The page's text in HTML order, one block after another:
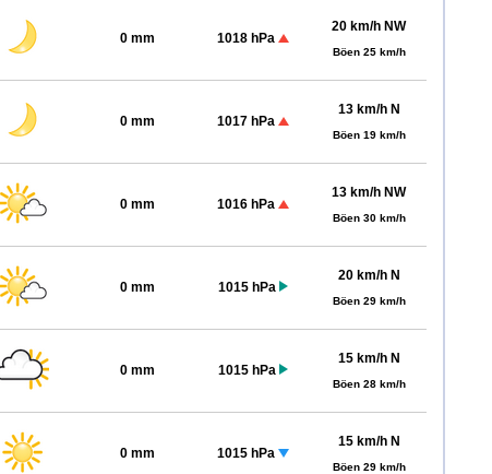
0 mm 1018 hPa
20 km/h NW
Böen 25 km/h
0 mm 1017 hPa
13 km/h N
Böen 19 km/h
0 mm 1016 hPa
13 km/h NW
Böen 30 km/h
0 mm 1015 hPa
20 km/h N
Böen 29 km/h
0 mm 1015 hPa
15 km/h N
Böen 28 km/h
0 mm 1015 hPa
15 km/h N
Böen 29 km/h